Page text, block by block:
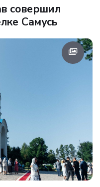
совершил
Самусь